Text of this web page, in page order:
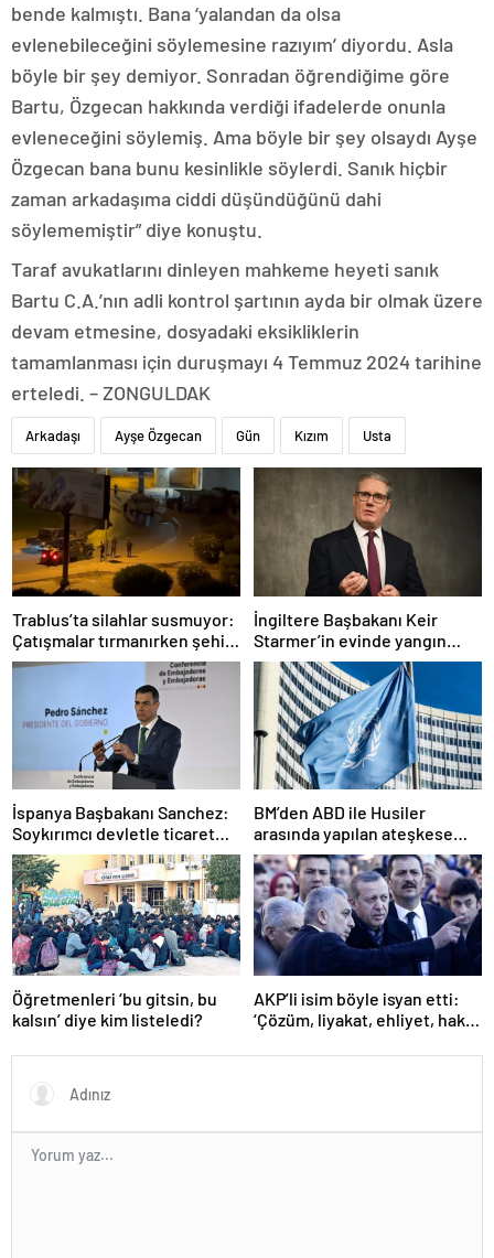
bende kalmıştı. Bana ‘yalandan da olsa
evlenebileceğini söylemesine razıyım’ diyordu. Asla
böyle bir şey demiyor. Sonradan öğrendiğime göre
Bartu, Özgecan hakkında verdiği ifadelerde onunla
evleneceğini söylemiş. Ama böyle bir şey olsaydı Ayşe
Özgecan bana bunu kesinlikle söylerdi. Sanık hiçbir
zaman arkadaşıma ciddi düşündüğünü dahi
söylememiştir” diye konuştu.
Taraf avukatlarını dinleyen mahkeme heyeti sanık
Bartu C.A.’nın adli kontrol şartının ayda bir olmak üzere
devam etmesine, dosyadaki eksikliklerin
tamamlanması için duruşmayı 4 Temmuz 2024 tarihine
erteledi. – ZONGULDAK
Arkadaşı Ayşe Özgecan Gün Kızım Usta
Trablus’ta silahlar susmuyor:
Çatışmalar tırmanırken şehir
alarmda
İngiltere Başbakanı Keir
Starmer’in evinde yangın
çıktı
İspanya Başbakanı Sanchez:
Soykırımcı devletle ticaret
yapmayız
BM’den ABD ile Husiler
arasında yapılan ateşkese
ilişkin değerlendirme
Öğretmenleri ‘bu gitsin, bu
kalsın’ diye kim listeledi?
AKP’li isim böyle isyan etti:
‘Çözüm, liyakat, ehliyet, hak,